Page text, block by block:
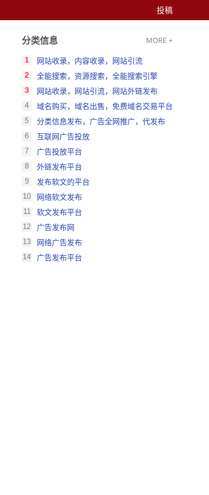
投稿
分类信息 MORE +
1 网站收录，内容收录，网站引流
2 全能搜索，资源搜索，全能搜索引擎
3 网站收录，网站引流，网站外链发布
4 域名购买，域名出售，免费域名交易平台
5 分类信息发布，广告全网推广，代发布
6 互联网广告投放
7 广告投放平台
8 外链发布平台
9 发布软文的平台
10 网络软文发布
11 软文发布平台
12 广告发布网
13 网络广告发布
14 广告发布平台